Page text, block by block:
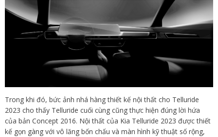
Trong khi đó, bức ảnh nhá hàng thiết kế nội thất cho Telluride
2023 cho thấy Telluride cuối cùng cũng thực hiện đúng lời hứa
của bản Concept 2016. Nội thất của Kia Telluride 2023 được thiết
kế gọn gàng với vô lăng bốn chấu và màn hình kỹ thuật số rộng,